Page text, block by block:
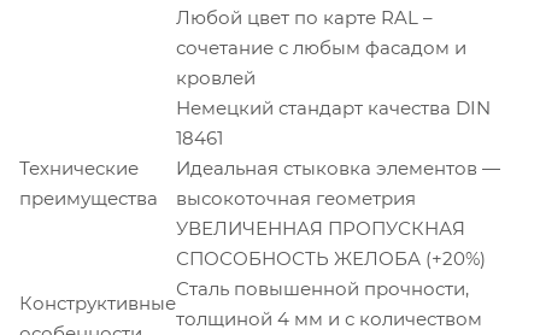
Любой цвет по карте RAL –
сочетание с любым фасадом и
кровлей
Технические
преимущества
Немецкий стандарт качества DIN
18461
Идеальная стыковка элементов —
высокоточная геометрия
УВЕЛИЧЕННАЯ ПРОПУСКНАЯ
СПОСОБНОСТЬ ЖЕЛОБА (+20%)
Конструктивные
Сталь повышенной прочности,
толщиной 4 мм и с количеством